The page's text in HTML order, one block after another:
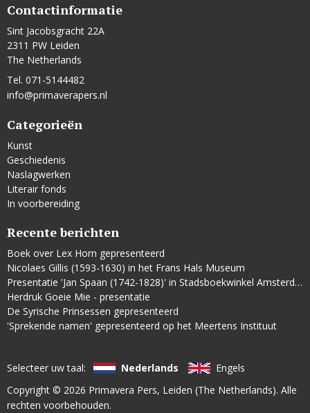
Contactinformatie
Sint Jacobsgracht 22A
2311 PW Leiden
The Netherlands
Tel. 071-5144482
info@primaverapers.nl
Categorieën
Kunst
Geschiedenis
Naslagwerken
Literair fonds
In voorbereiding
Recente berichten
Boek over Lex Horn gepresenteerd
Nicolaes Gillis (1593-1630) in het Frans Hals Museum
Presentatie 'Jan Spaan (1742-1828)' in Stadsboekwinkel Amsterdam
Herdruk Goeie Mie - presentatie
De Syrische Prinsessen gepresenteerd
'Sprekende namen' gepresenteerd op het Meertens Instituut
Selecteer uw taal: Nederlands
Engels
Copyright © 2026 Primavera Pers, Leiden (The Netherlands). Alle
rechten voorbehouden.